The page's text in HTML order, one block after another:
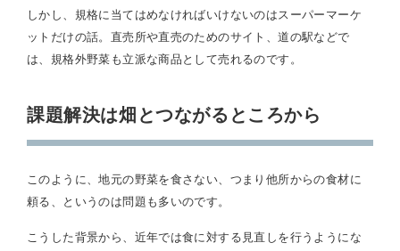
しかし、規格に当てはめなければいけないのはスーパーマーケ
ットだけの話。直売所や直売のためのサイト、道の駅などで
は、規格外野菜も立派な商品として売れるのです。
課題解決は畑とつながるところから
このように、地元の野菜を食さない、つまり他所からの食材に
頼る、というのは問題も多いのです。
こうした背景から、近年では食に対する見直しを行うようにな